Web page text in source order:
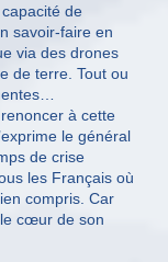
de
savoir-faire en
via des drones
de terre. Tout ou
à cette
le général
de crise
les Français où
compris. Car
cœur de son